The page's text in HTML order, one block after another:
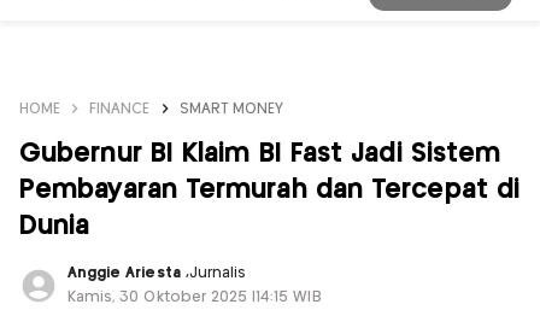
HOME FINANCE SMART MONEY
Gubernur BI Klaim BI Fast Jadi Sistem
Pembayaran Termurah dan Tercepat di
Dunia
Anggie Ariesta ,Jurnalis
Kamis, 30 Oktober 2025 |14:15 WIB